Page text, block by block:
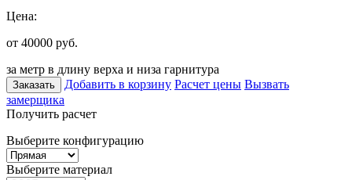
Цена:
от 40000 руб.
за метр в длину верха и низа гарнитура
Заказать Добавить в корзину Расчет цены Вызвать
замерщика
Получить расчет
Выберите конфигурацию
Выберите материал